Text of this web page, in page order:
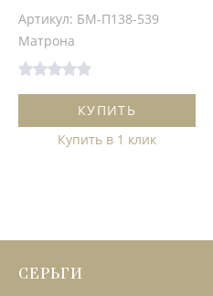
Артикул: БМ-П138-539
Матрона
КУПИТЬ
Купить в 1 клик
СЕРЬГИ